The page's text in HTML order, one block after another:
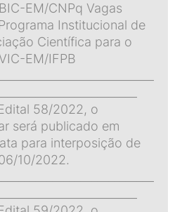
EM/CNPq Vagas
Institucional de
Científica para o
EM/IFPB
58/2022, o
será publicado em
para interposição de
10/2022.